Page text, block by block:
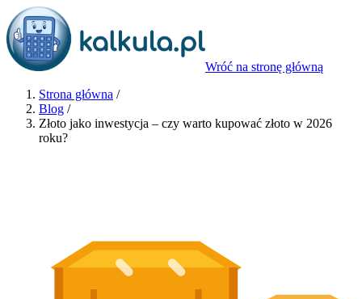
Wróć na stronę główną
Strona główna /
Blog /
Złoto jako inwestycja – czy warto kupować złoto w 2026
roku?